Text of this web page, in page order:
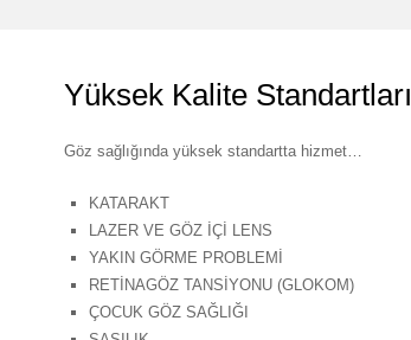
Yüksek Kalite Standartları
Göz sağlığında yüksek standartta hizmet…
KATARAKT
LAZER VE GÖZ İÇİ LENS
YAKIN GÖRME PROBLEMİ
RETİNAGÖZ TANSİYONU (GLOKOM)
ÇOCUK GÖZ SAĞLIĞI